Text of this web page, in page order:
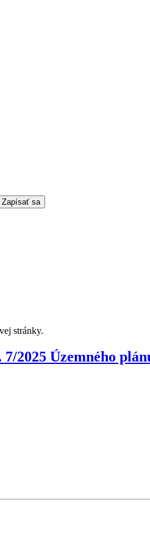
Zapísať sa
stránky.
2025 Územného